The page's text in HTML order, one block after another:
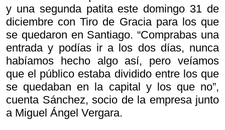
y una segunda patita este domingo 31 de
diciembre con Tiro de Gracia para los que
se quedaron en Santiago. “Comprabas una
entrada y podías ir a los dos días, nunca
habíamos hecho algo así, pero veíamos
que el público estaba dividido entre los que
se quedaban en la capital y los que no”,
cuenta Sánchez, socio de la empresa junto
a Miguel Ángel Vergara.